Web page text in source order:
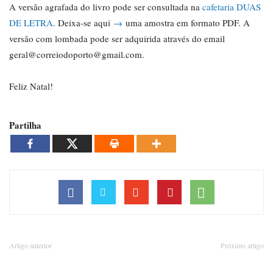
A versão agrafada do livro pode ser consultada na cafetaria DUAS
DE LETRA. Deixa-se aqui → uma amostra em formato PDF. A
versão com lombada pode ser adquirida através do email
geral@correiodoporto@gmail.com.
Feliz Natal!
Partilha
Artigo anterior Próximo artigo